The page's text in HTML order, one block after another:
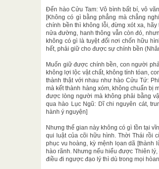
Đến hào Cửu Tam: Vô bình bất bí, vô
[Không có gì bằng phẳng mà chẳng
chính bền thì không lỗi, đừng xót xa,
nửa đường, hanh thông vẫn còn đó,
không có gì là tuyệt đối nơi chốn hữu
hết, phải giữ cho được sự chính bền
Muốn giữ được chính bền, con người
không lợi lộc vật chất, không tính tóan,
thành thật với nhau như hào Cửu Tứ:
mà kết thành hàng xóm, không chuẩn bị
được lòng người mà không phải bằng
qua hào Lục Ngũ: Dĩ chi nguyên cát,
hành ý nguyện]
Nhưng thế gian này không có gì tồn tại
qui luật của cõi hữu hình. Thời Thái rồi
phục vu hoàng, kỳ mệnh lọan dã [thành
hào rãnh. Nhưng nếu hiểu được Thiên
điều đi ngược đạo lý thì dù trong mọi